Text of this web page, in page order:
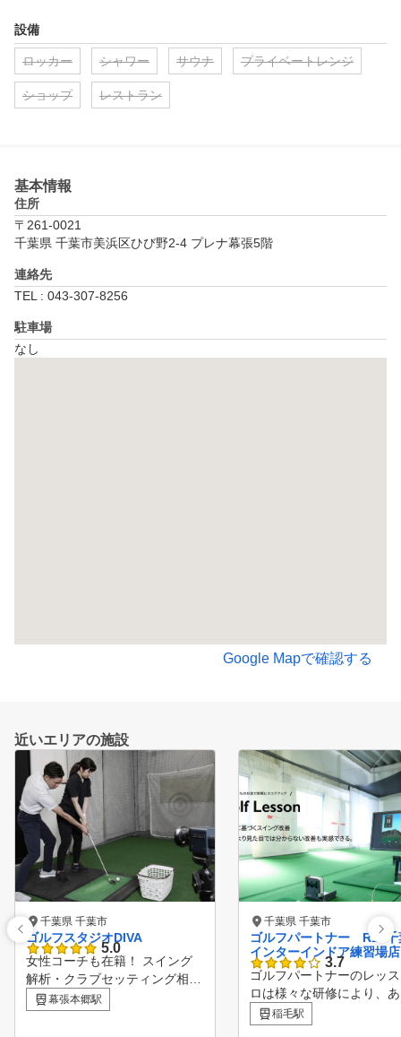
設備
ロッカー シャワー サウナ プライベートレンジ
ショップ レストラン
基本情報
住所
〒261-0021
千葉県 千葉市美浜区ひび野2-4 プレナ幕張5階
連絡先
TEL : 043-307-8256
駐車場
なし
Google Mapで確認する
近いエリアの施設
千葉県 千葉市
ゴルフスタジオDIVA
5.0
女性コーチも在籍！ スイング
解析・クラブセッティング相談
・深〜いゴルフのお悩みなど、
お任せください！ 当店はこん
幕張本郷駅
千葉県 千葉市
ゴルフパートナー R16千
インターインドア練習場店
3.7
ゴルフパートナーのレッ
ロは様々な研修により、
る方面から生徒様の上達
ートしています！ ビギナ
稲毛駅